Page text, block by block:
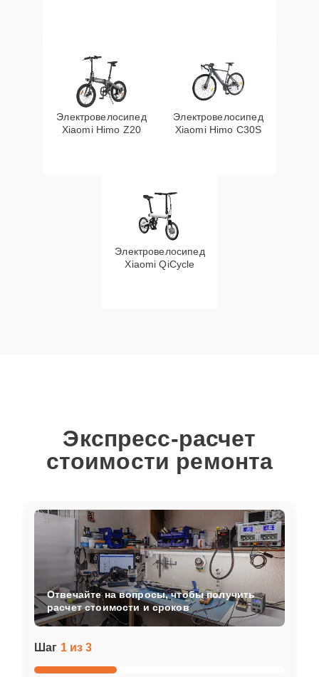
Электровелосипед
Xiaomi Himo Z20
Электровелосипед
Xiaomi Himo C30S
Электровелосипед
Xiaomi QiCycle
Экспресс-расчет
стоимости ремонта
Шаг 1 из 3
Отвечайте на вопросы, чтобы получить
расчет стоимости и сроков